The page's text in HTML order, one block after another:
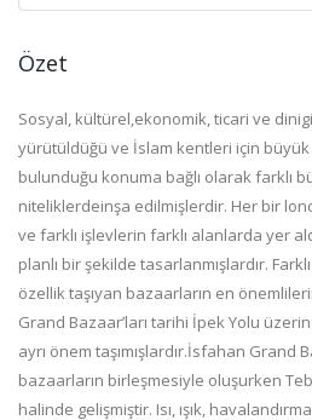
Özet
Sosyal, kültürel,ekonomik, ticari ve dini
yürütüldüğü ve İslam kentleri için büyük
bulunduğu konuma bağlı olarak farklı
niteliklerdeinşa edilmişlerdir. Her bir
ve farklı işlevlerin farklı alanlarda yer
planlı bir şekilde tasarlanmışlardır.
özellik taşıyan bazaarların en
Grand Bazaar’ları tarihi İpekYolu
ayrı önem taşımışlardır.İsfahan Grand
bazaarların birleşmesiyle oluşurken
halinde gelişmiştir. Isı, ışık,